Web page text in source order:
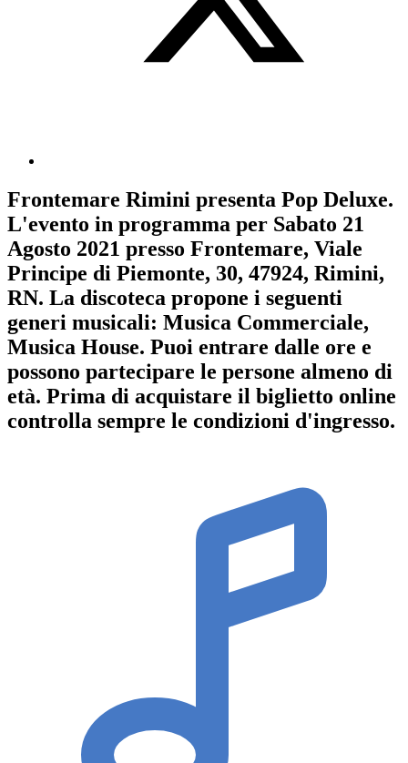
Frontemare Rimini presenta Pop Deluxe.
L'evento in programma per Sabato 21
Agosto 2021 presso Frontemare, Viale
Principe di Piemonte, 30, 47924, Rimini,
RN. La discoteca propone i seguenti
generi musicali: Musica Commerciale,
Musica House. Puoi entrare dalle ore e
possono partecipare le persone almeno di
età. Prima di acquistare il biglietto online
controlla sempre le condizioni d'ingresso.